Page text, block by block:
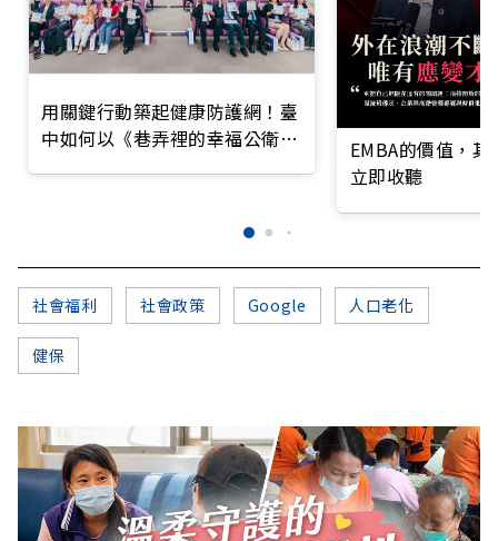
用關鍵行動築起健康防護網！臺
中如何以《巷弄裡的幸福公衛》
EMBA的價值，
立即收聽
社會福利 社會政策 Google 人口老化
健保